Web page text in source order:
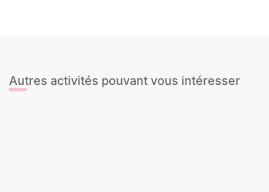
Autres activités pouvant vous intéresser